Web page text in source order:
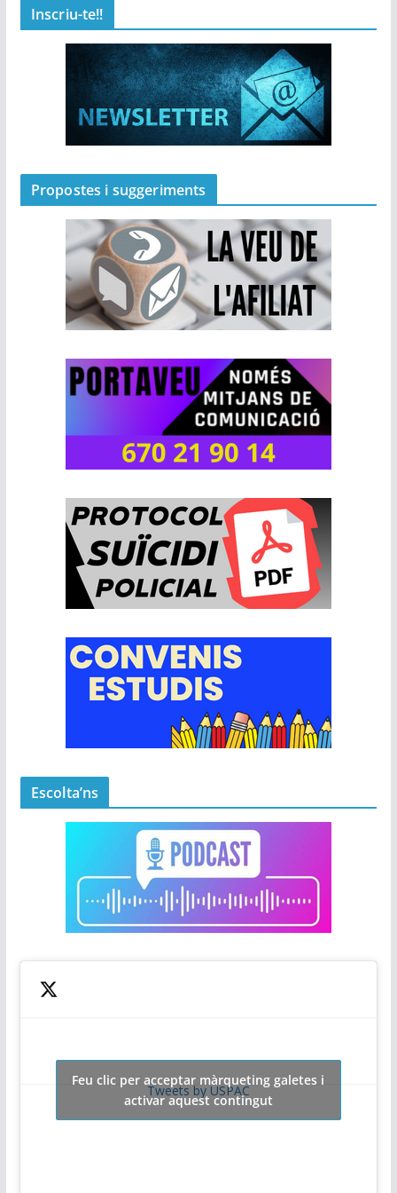
Inscriu-te!!
Propostes i suggeriments
Escolta’ns
Tweets by USPAC
Feu clic per acceptar màrqueting galetes i
activar aquest contingut